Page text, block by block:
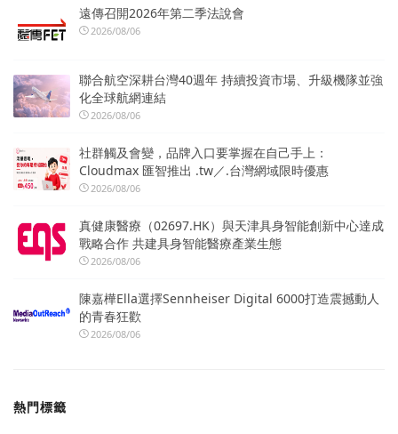
遠傳召開2026年第二季法說會
2026/08/06
聯合航空深耕台灣40週年 持續投資市場、升級機隊並強
化全球航網連結
2026/08/06
社群觸及會變，品牌入口要掌握在自己手上：
Cloudmax 匯智推出 .tw／.台灣網域限時優惠
2026/08/06
真健康醫療（02697.HK）與天津具身智能創新中心達成
戰略合作 共建具身智能醫療產業生態
2026/08/06
陳嘉樺Ella選擇Sennheiser Digital 6000打造震撼動人
的青春狂歡
2026/08/06
熱門標籤